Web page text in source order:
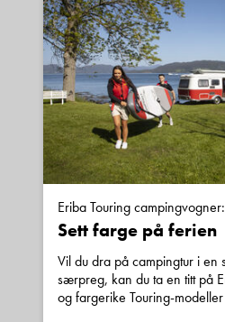
Eriba Touring campingvogner:
Sett farge på ferien
Vil du dra på campingtur i en
særpreg, kan du ta en titt på
og fargerike Touring-